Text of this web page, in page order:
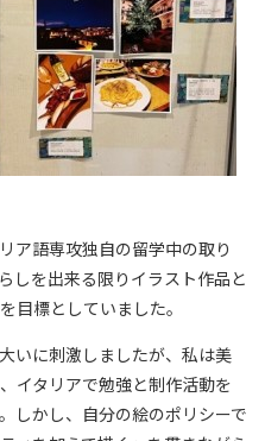
ア語専攻独自の留学中の取り
しを出来る限りイラスト作品と
目標としていました。
いに刺激しましたが、私は美
イタリアで勉強と制作活動を
しかし、自分の絵のポリシーで